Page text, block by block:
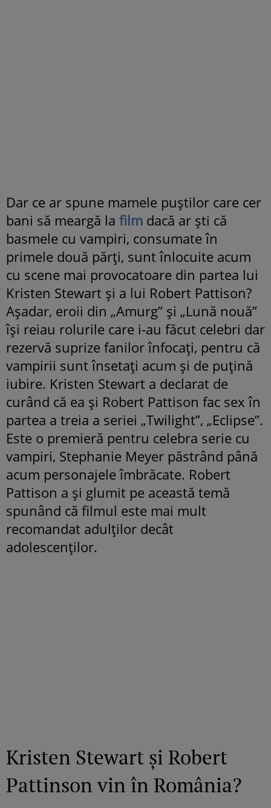
Dar ce ar spune mamele puştilor care cer
bani să meargă la film dacă ar şti că
basmele cu vampiri, consumate în
primele două părţi, sunt înlocuite acum
cu scene mai provocatoare din partea lui
Kristen Stewart şi a lui Robert Pattison?
Aşadar, eroii din „Amurg” şi „Lună nouă”
îşi reiau rolurile care i-au făcut celebri dar
rezervă suprize fanilor înfocaţi, pentru că
vampirii sunt însetaţi acum şi de puţină
iubire. Kristen Stewart a declarat de
curând că ea şi Robert Pattison fac sex în
partea a treia a seriei „Twilight”, „Eclipse”.
Este o premieră pentru celebra serie cu
vampiri, Stephanie Meyer păstrând până
acum personajele îmbrăcate. Robert
Pattison a şi glumit pe această temă
spunând că filmul este mai mult
recomandat adulţilor decât
adolescenţilor.
Kristen Stewart şi Robert
Pattinson vin în România?